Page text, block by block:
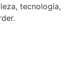
tecnología,